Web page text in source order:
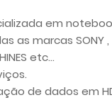
em
marcas SONY ,
etc...
de dados em